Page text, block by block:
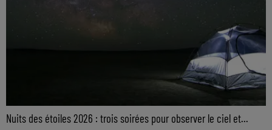
Nuits des étoiles 2026 : trois soirées pour observer le ciel et...